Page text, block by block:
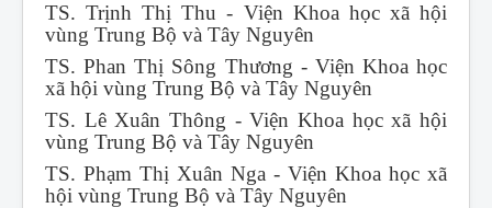
TS. Trịnh Thị Thu - Viện Khoa học xã hội
vùng Trung Bộ và Tây Nguyên
TS. Phan Thị Sông Thương - Viện Khoa học
xã hội vùng Trung Bộ và Tây Nguyên
TS. Lê Xuân Thông - Viện Khoa học xã hội
vùng Trung Bộ và Tây Nguyên
TS. Phạm Thị Xuân Nga - Viện Khoa học xã
hội vùng Trung Bộ và Tây Nguyên